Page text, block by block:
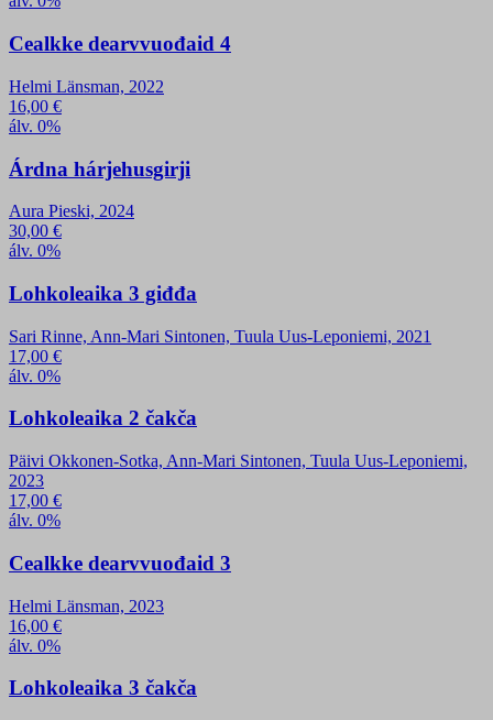
Cealkke dearvvuođaid 4
Helmi Länsman, 2022
16,00 €
álv. 0%
Árdna hárjehusgirji
Aura Pieski, 2024
30,00 €
álv. 0%
Lohkoleaika 3 giđđa
Sari Rinne, Ann-Mari Sintonen, Tuula Uus-Leponiemi, 2021
17,00 €
álv. 0%
Lohkoleaika 2 čakča
Päivi Okkonen-Sotka, Ann-Mari Sintonen, Tuula Uus-Leponiemi,
2023
17,00 €
álv. 0%
Cealkke dearvvuođaid 3
Helmi Länsman, 2023
16,00 €
álv. 0%
Lohkoleaika 3 čakča